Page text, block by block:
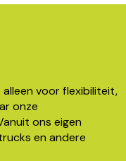
voor flexibiliteit,
onze
ons eigen
en andere